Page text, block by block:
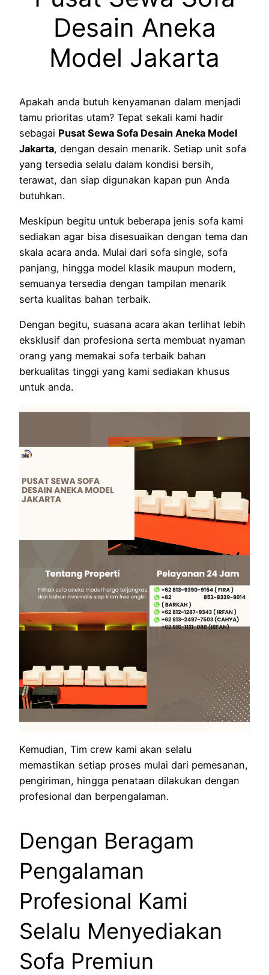
Desain Aneka
Model Jakarta
Apakah anda butuh kenyamanan dalam menjadi
tamu prioritas utam? Tepat sekali kami hadir
sebagai Pusat Sewa Sofa Desain Aneka Model
Jakarta, dengan desain menarik. Setiap unit sofa
yang tersedia selalu dalam kondisi bersih,
terawat, dan siap digunakan kapan pun Anda
butuhkan.
Meskipun begitu untuk beberapa jenis sofa kami
sediakan agar bisa disesuaikan dengan tema dan
skala acara anda. Mulai dari sofa single, sofa
panjang, hingga model klasik maupun modern,
semuanya tersedia dengan tampilan menarik
serta kualitas bahan terbaik.
Dengan begitu, suasana acara akan terlihat lebih
eksklusif dan profesiona serta membuat nyaman
orang yang memakai sofa terbaik bahan
berkualitas tinggi yang kami sediakan khusus
untuk anda.
Kemudian, Tim crew kami akan selalu
memastikan setiap proses mulai dari pemesanan,
pengiriman, hingga penataan dilakukan dengan
profesional dan berpengalaman.
Dengan Beragam
Pengalaman
Profesional Kami
Selalu Menyediakan
Sofa Premiun